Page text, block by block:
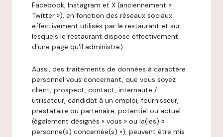
Facebook, Instagram et X (anciennement «
Twitter »), en fonction des réseaux sociaux
effectivement utilisés par le restaurant et sur
lesquels le restaurant dispose effectivement
d'une page qu'il administre).
Aussi, des traitements de données à caractère
personnel vous concernant, que vous soyez
client, prospect, contact, internaute /
utilisateur, candidat à un emploi, fournisseur,
prestataire ou partenaire, potentiel ou actuel
(également désignés « vous » ou la(les) «
personne(s) concernée(s) »), peuvent être mis